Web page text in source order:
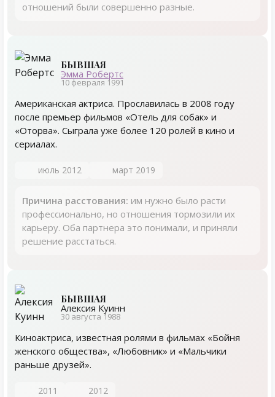
отношений были совершенно разные.
БЫВШАЯ
Эмма Робертс
10 февраля 1991
Американская актриса. Прославилась в 2008 году
после премьер фильмов «Отель для собак» и
«Оторва». Сыграла уже более 120 ролей в кино и
сериалах.
июль 2012 март 2019
Причина расстования: им нужно было расти
профессионально, но отношения тормозили их
карьеру. Оба партнера это понимали, и приняли
решение расстаться.
БЫВШАЯ
Алексия Куинн
30 августа 1988
Киноактриса, известная ролями в фильмах «Бойня
женского общества», «Любовник» и «Мальчики
раньше друзей».
2011 2012